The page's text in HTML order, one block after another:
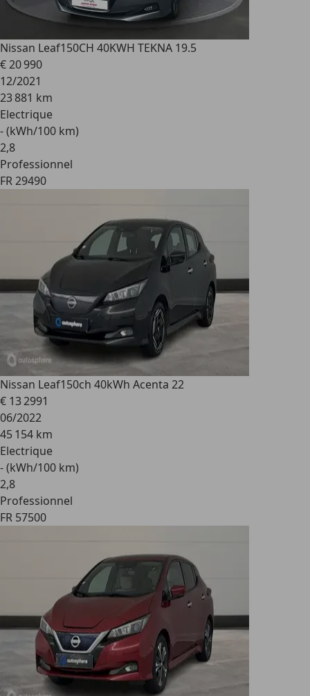
Nissan Leaf150CH 40KWH TEKNA 19.5
€ 20 990
12/2021
23 881 km
Electrique
- (kWh/100 km)
2,8
Professionnel
FR 29490
Nissan Leaf150ch 40kWh Acenta 22
€ 13 2991
06/2022
45 154 km
Electrique
- (kWh/100 km)
2,8
Professionnel
FR 57500